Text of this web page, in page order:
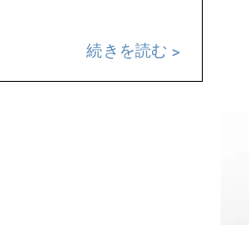
続きを読む